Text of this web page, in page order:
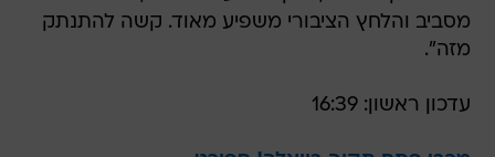
מסביב והלחץ הציבורי משפיע מאוד. קשה להתנתק
מזה".
עדכון ראשון: 16:39